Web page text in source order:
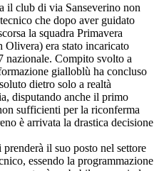
il club di via Sanseverino non
che dopo aver guidato
la squadra Primavera
Olivera) era stato incaricato
nazionale. Compito svolto a
gialloblù ha concluso
dietro solo a realtà
disputando anche il primo
sufficienti per la riconferma
è arrivata la drastica decisione
il suo posto nel settore
essendo la programmazione